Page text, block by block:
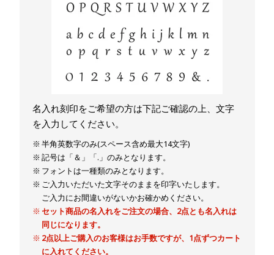
名入れ刻印をご希望の方は下記ご確認の上、文字
を入力してください。
半角英数字のみ(スペース含め最大14文字)
記号は「＆」「.」のみとなります。
フォントは一種類のみとなります。
ご入力いただいた文字そのままを印字いたします。
ご入力にお間違いがないかお確かめください。
セット商品の名入れをご注文の場合、2点とも名入れは
同じになります。
2点以上ご購入のお客様はお手数ですが、1点ずつカート
に入れてください。